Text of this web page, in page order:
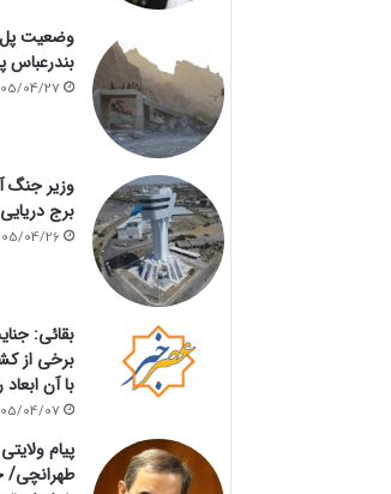
وضعیت
04/27
وزیر جنگ
برج
04/26
بقائی:
برخی از
با آن
04/07
پیام
طهرانچی/